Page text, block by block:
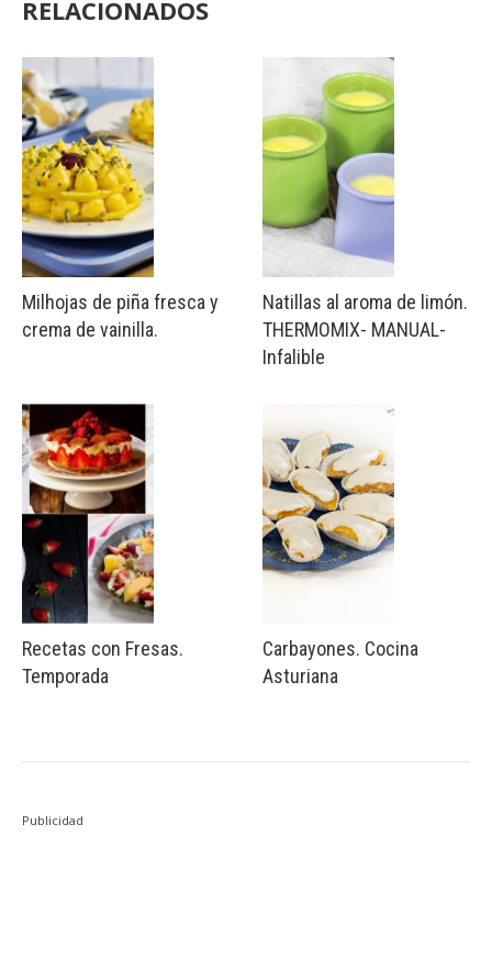
RELACIONADOS
Milhojas de piña fresca y
crema de vainilla.
Recetas con Fresas.
Temporada
Natillas al aroma de limón.
THERMOMIX- MANUAL-
Infalible
Carbayones. Cocina
Asturiana
Publicidad